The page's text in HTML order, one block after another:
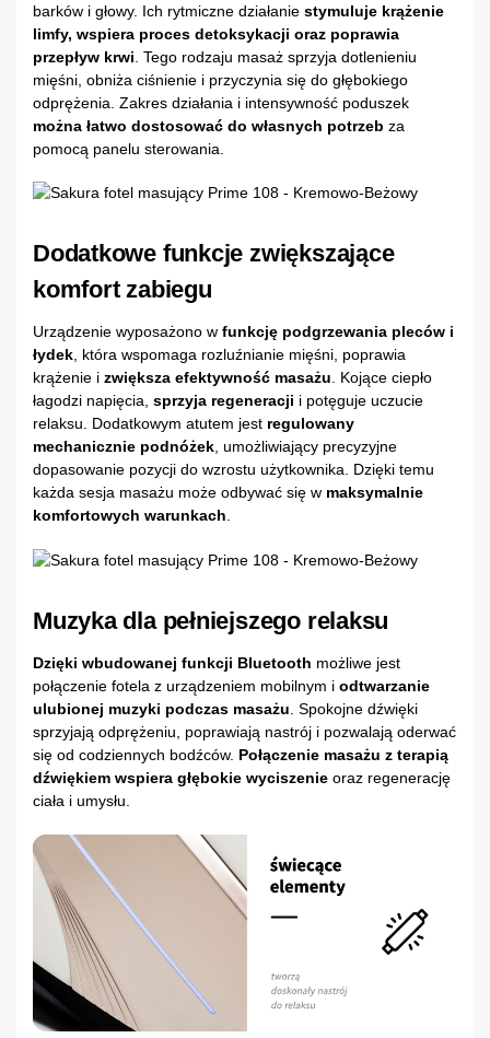
barków i głowy. Ich rytmiczne działanie stymuluje krążenie
limfy, wspiera proces detoksykacji oraz poprawia
przepływ krwi . Tego rodzaju masaż sprzyja dotlenieniu
mięśni, obniża ciśnienie i przyczynia się do głębokiego
odprężenia. Zakres działania i intensywność poduszek
można łatwo dostosować do własnych potrzeb za
pomocą panelu sterowania.
Dodatkowe funkcje zwiększające
komfort zabiegu
Urządzenie wyposażono w funkcję podgrzewania pleców i
łydek, która wspomaga rozluźnianie mięśni, poprawia
krążenie i zwiększa efektywność masażu. Kojące ciepło
łagodzi napięcia, sprzyja regeneracji i potęguje uczucie
relaksu. Dodatkowym atutem jest regulowany
mechanicznie podnóżek, umożliwiający precyzyjne
dopasowanie pozycji do wzrostu użytkownika. Dzięki temu
każda sesja masażu może odbywać się w maksymalnie
komfortowych warunkach.
Muzyka dla pełniejszego relaksu
Dzięki wbudowanej funkcji Bluetooth możliwe jest
połączenie fotela z urządzeniem mobilnym i odtwarzanie
ulubionej muzyki podczas masażu. Spokojne dźwięki
sprzyjają odprężeniu, poprawiają nastrój i pozwalają oderwać
się od codziennych bodźców. Połączenie masażu z terapią
dźwiękiem wspiera głębokie wyciszenie oraz regenerację
ciała i umysłu.